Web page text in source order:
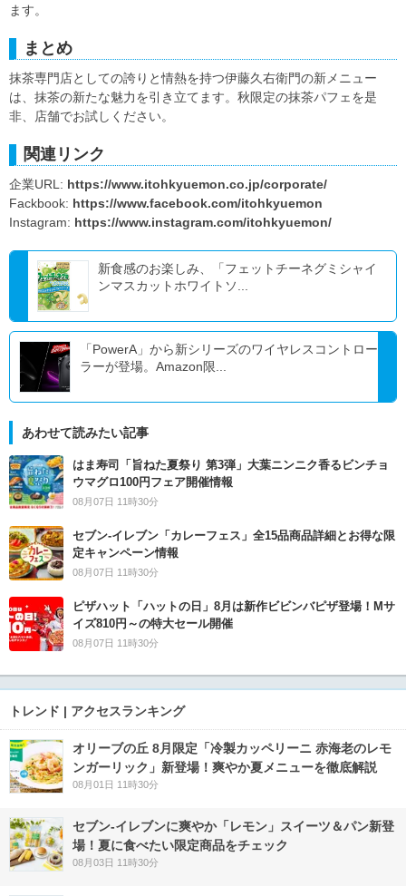
ます。
まとめ
抹茶専門店としての誇りと情熱を持つ伊藤久右衛門の新メニュー
は、抹茶の新たな魅力を引き立てます。秋限定の抹茶パフェを是
非、店舗でお試しください。
関連リンク
企業URL: https://www.itohkyuemon.co.jp/corporate/
Fackbook: https://www.facebook.com/itohkyuemon
Instagram: https://www.instagram.com/itohkyuemon/
新食感のお楽しみ、「フェットチーネグミシャイ
ンマスカットホワイトソ...
「PowerA」から新シリーズのワイヤレスコントロー
ラーが登場。Amazon限...
あわせて読みたい記事
はま寿司「旨ねた夏祭り 第3弾」大葉ニンニク香るビンチョ
ウマグロ100円フェア開催情報
08月07日 11時30分
セブン‐イレブン「カレーフェス」全15品商品詳細とお得な限
定キャンペーン情報
08月07日 11時30分
ピザハット「ハットの日」8月は新作ビビンバピザ登場！Mサ
イズ810円～の特大セール開催
08月07日 11時30分
トレンド | アクセスランキング
オリーブの丘 8月限定「冷製カッペリーニ 赤海老のレモ
ンガーリック」新登場！爽やか夏メニューを徹底解説
08月01日 11時30分
セブン‐イレブンに爽やか「レモン」スイーツ＆パン新登
場！夏に食べたい限定商品をチェック
08月03日 11時30分